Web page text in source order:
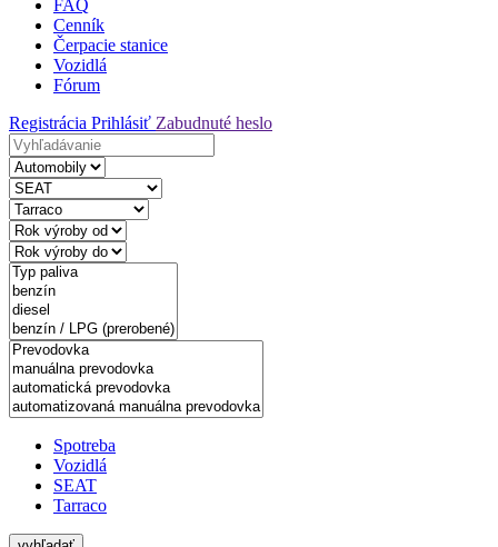
FAQ
Cenník
Čerpacie stanice
Vozidlá
Fórum
Registrácia Prihlásiť Zabudnuté heslo
Spotreba
Vozidlá
SEAT
Tarraco